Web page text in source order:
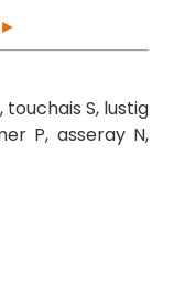
touchais S lustig
P asseray N